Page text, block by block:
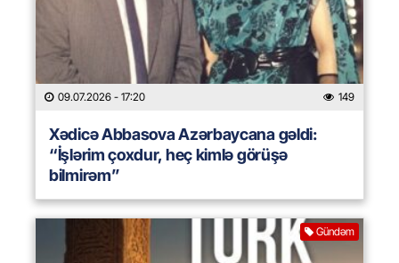
09.07.2026 - 17:20 149
Xədicə Abbasova Azərbaycana gəldi:
“İşlərim çoxdur, heç kimlə görüşə
bilmirəm”
Gündəm